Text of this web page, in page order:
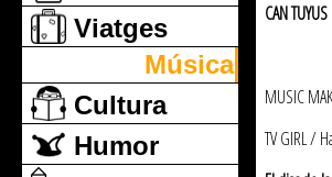
Viatges
Música
Cultura
Humor
CAN
MUSIC
TV GIRL /